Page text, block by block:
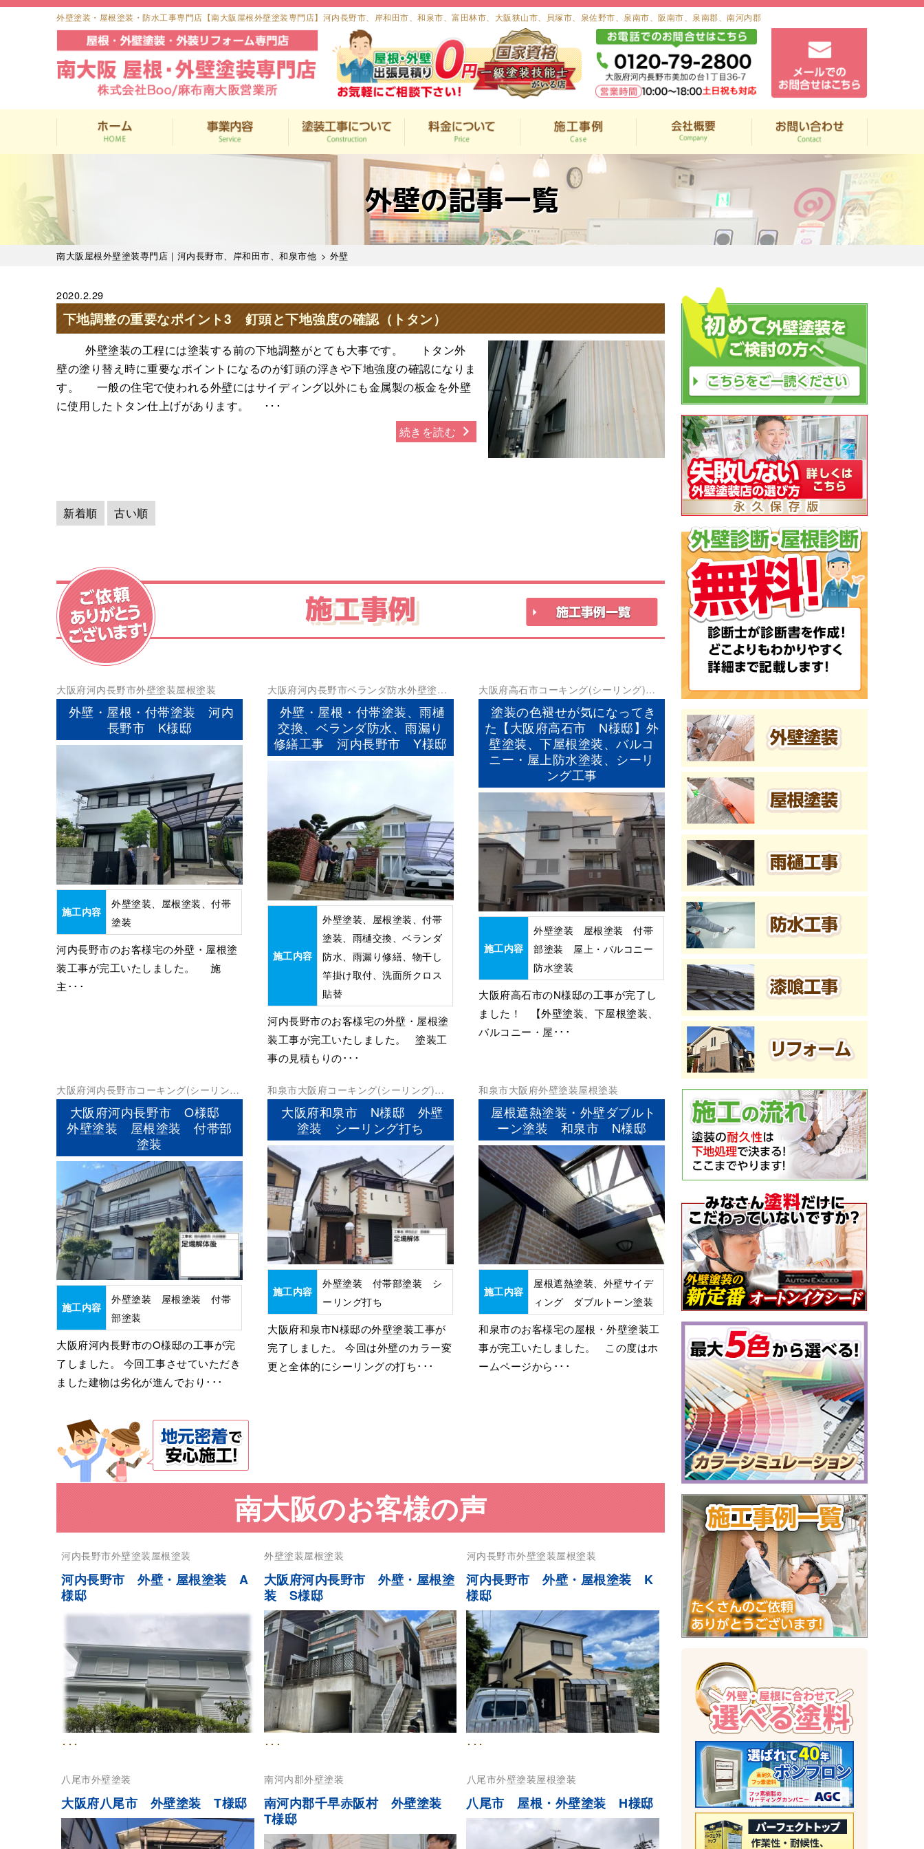
外壁塗装・屋根塗装・防水工事専門店【南大阪屋根外壁塗装専門店】河内長野市、岸和田市、和泉市、富田林市、大阪狭山市、貝塚市、泉佐野市、泉南市、阪南市、泉南郡、南河内郡
外壁の記事一覧
南大阪屋根外壁塗装専門店｜河内長野市、岸和田市、和泉市他 > 外壁
2020.2.29
下地調整の重要なポイント3 釘頭と下地強度の確認（トタン）
外壁塗装の工程には塗装する前の下地調整がとても大事です。 トタン外
壁の塗り替え時に重要なポイントになるのが釘頭の浮きや下地強度の確認になりま
す。 一般の住宅で使われる外壁にはサイディング以外にも金属製の板金を外壁
に使用したトタン仕上げがあります。 ･･･
続きを読む
新着順 古い順
施工事例
大阪府河内長野市外壁塗装屋根塗装
外壁・屋根・付帯塗装 河内
長野市 K様邸
施工内容
外壁塗装、屋根塗装、付帯
塗装
河内長野市のお客様宅の外壁・屋根塗
装工事が完工いたしました。 施
主･･･
大阪府河内長野市ベランダ防水外壁塗装
屋根塗装
防水工事
外壁・屋根・付帯塗装、雨樋
交換、ベランダ防水、雨漏り
修繕工事 河内長野市 Y様邸
施工内容
外壁塗装、屋根塗装、付帯
塗装、雨樋交換、ベランダ
防水、雨漏り修繕、物干し
竿掛け取付、洗面所クロス
貼替
河内長野市のお客様宅の外壁・屋根塗
装工事が完工いたしました。 塗装工
事の見積もりの･･･
大阪府高石市コーキング(シーリング)ベ
ランダ防水 外壁塗装 屋根塗装防水工事
塗装の色褪せが気になってき
た【大阪府高石市 N様邸】外
壁塗装、下屋根塗装、バルコ
ニー・屋上防水塗装、シーリ
ング工事
施工内容
外壁塗装 屋根塗装 付帯
部塗装 屋上・バルコニー
防水塗装
大阪府高石市のN様邸の工事が完了し
ました！ 【外壁塗装、下屋根塗装、
バルコニー・屋･･･
大阪府河内長野市コーキング(シーリン
外壁塗装屋根塗装防水工事
大阪府河内長野市 O様邸
外壁塗装 屋根塗装 付帯部
塗装
施工内容
外壁塗装 屋根塗装 付帯
部塗装
大阪府河内長野市のO様邸の工事が完
了しました。 今回工事させていただき
ました建物は劣化が進んでおり･･･
和泉市大阪府コーキング(シーリング)外
壁塗装防水工事
大阪府和泉市 N様邸 外壁
塗装 シーリング打ち
施工内容
外壁塗装 付帯部塗装 シ
ーリング打ち
大阪府和泉市N様邸の外壁塗装工事が
完了しました。 今回は外壁のカラー変
更と全体的にシーリングの打ち･･･
和泉市大阪府外壁塗装屋根塗装
屋根遮熱塗装・外壁ダブルト
ーン塗装 和泉市 N様邸
施工内容
屋根遮熱塗装、外壁サイデ
ィング ダブルトーン塗装
和泉市のお客様宅の屋根・外壁塗装工
事が完工いたしました。 この度はホ
ームページから･･･
南大阪のお客様の声
河内長野市外壁塗装屋根塗装
河内長野市 外壁・屋根塗装 A
様邸
･･･
外壁塗装屋根塗装
大阪府河内長野市 外壁・屋根塗
装 S様邸
･･･
河内長野市外壁塗装屋根塗装
河内長野市 外壁・屋根塗装 K
様邸
･･･
八尾市外壁塗装
大阪府八尾市 外壁塗装 T様邸
南河内郡外壁塗装
南河内郡千早赤阪村 外壁塗装
T様邸
八尾市外壁塗装屋根塗装
八尾市 屋根・外壁塗装 H様邸